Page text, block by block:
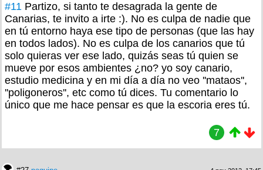
#11 Partizo, si tanto te desagrada la gente de
Canarias, te invito a irte :). No es culpa de nadie que
en tú entorno haya ese tipo de personas (que las hay
en todos lados). No es culpa de los canarios que tú
solo quieras ver ese lado, quizás seas tú quien se
mueve por esos ambientes ¿no? yo soy canario,
estudio medicina y en mi día a día no veo ''mataos'',
''poligoneros'', etc como tú dices. Tu comentario lo
único que me hace pensar es que la escoria eres tú.
7